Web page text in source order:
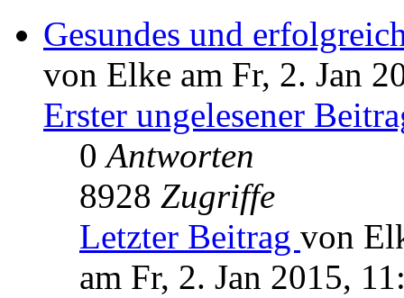
Gesundes und
von Elke am Fr, 2. Jan
Erster ungelesener
0Antworten
8928 Zugriffe
Letzter Beitrag von
am Fr, 2. Jan 2015,